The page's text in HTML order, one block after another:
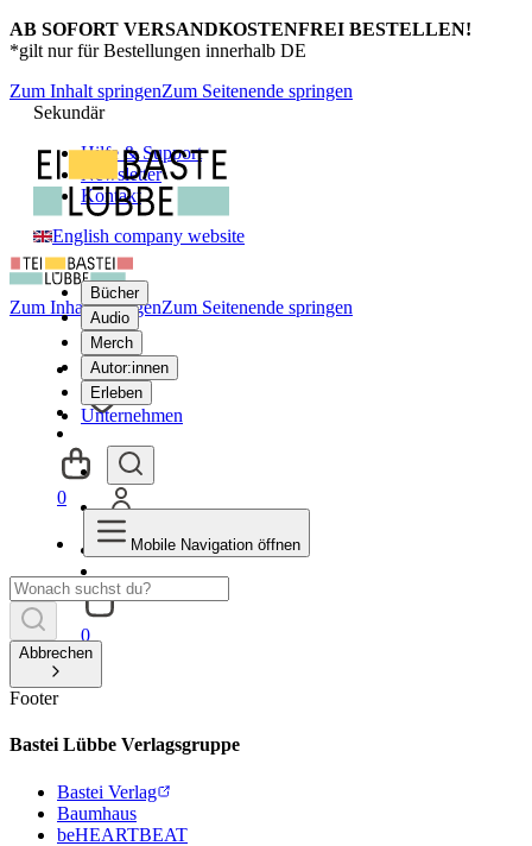
AB SOFORT VERSANDKOSTENFREI BESTELLEN!
*gilt nur für Bestellungen innerhalb DE
Zum Inhalt springenZum Seitenende springen
Sekundär
Hilfe & Support
Newsletter
Kontakt
English company website
Bücher
Audio
Merch
Autor:innen
Erleben
Unternehmen
0
Zum Inhalt springenZum Seitenende springen
0
Mobile Navigation öffnen
Abbrechen
Footer
Bastei Lübbe Verlagsgruppe
Bastei Verlag
Baumhaus
beHEARTBEAT